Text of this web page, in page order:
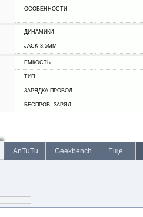
ОСОБЕННОСТИ
ДИНАМИКИ
JACK 3.5MM
ЕМКОСТЬ
ТИП
ЗАРЯДКА ПРОВОД
БЕСПРОВ. ЗАРЯД.
AnTuTu Geekbench Еще...